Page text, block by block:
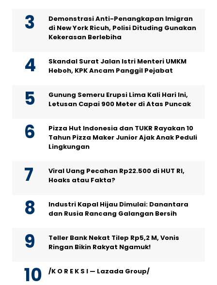
Demonstrasi Anti-Penangkapan Imigran
di New York Ricuh, Polisi Dituding Gunakan
Kekerasan Berlebiha
Skandal Surat Jalan Istri Menteri UMKM
Heboh, KPK Ancam Panggil Pejabat
Gunung Semeru Erupsi Lima Kali Hari Ini,
Letusan Capai 900 Meter di Atas Puncak
Pizza Hut Indonesia dan TUKR Rayakan 10
Tahun Pizza Maker Junior Ajak Anak Peduli
Lingkungan
Viral Uang Pecahan Rp22.500 di HUT RI,
Hoaks atau Fakta?
Industri Kapal Hijau Dimulai: Danantara
dan Rusia Rancang Galangan Bersih
Teller Bank Nekat Tilep Rp5,2 M, Vonis
Ringan Bikin Rakyat Ngamuk!
/K O R E K S I — Lazada Group/